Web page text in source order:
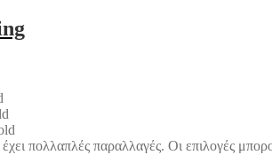
πολλαπλές παραλλαγές. Οι επιλογές